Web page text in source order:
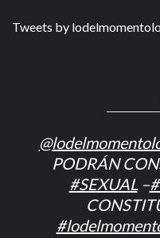
Tweets by
PODRÁN
#SEXUAL–